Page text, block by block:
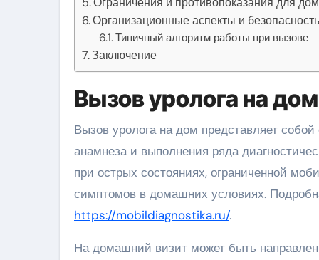
Организационные аспекты и
Типичный алгоритм работы при вызове
Заключение
Вызов уролога на
Вызов уролога на дом представляет собой организацию выезда специалиста для осмотра, сбора
анамнеза и выполнения ряда
при острых состояниях, ограниченной
симптомов в домашних условиях.
https://mobildiagnostika.ru/.
На домашний визит может быть